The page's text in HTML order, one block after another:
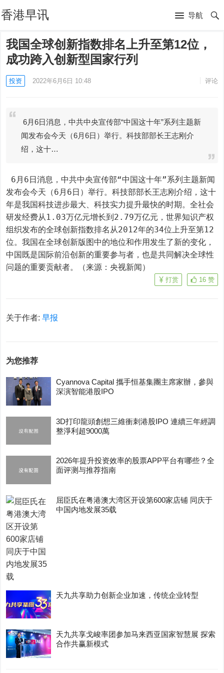
香港早讯 导航
我国全球创新指数排名上升至第12位，
成功跨入创新型国家行列
投资 2022年6月6日 10:48 评论
6月6日消息，中共中央宣传部“中国这十年”系列主题新
闻发布会今天（6月6日）举行。科技部部长王志刚介
绍，这十…
6月6日消息，中共中央宣传部“中国这十年”系列主题新闻
发布会今天（6月6日）举行。科技部部长王志刚介绍，这十
年是我国科技进步最大、科技实力提升最快的时期。全社会
研发经费从1.03万亿元增长到2.79万亿元，世界知识产权
组织发布的全球创新指数排名从2012年的34位上升至第12
位。我国在全球创新版图中的地位和作用发生了新的变化，
中国既是国际前沿创新的重要参与者，也是共同解决全球性
问题的重要贡献者。（来源：央视新闻）
16 赞
打赏
关于作者:早报
为您推荐
Cyannova Capital 攜手恒基集團主席家辦，參與
深演智能港股IPO
3D打印龍頭創想三維衝刺港股IPO 連續三年經調
整淨利超9000萬
2026年提升投资效率的股票APP平台有哪些？全
面评测与推荐指南
屈臣氏在粤港澳大湾区开设第600家店铺 同庆于
中国内地发展35载
天九共享助力创新企业加速，传统企业转型
天九共享戈峻率团参加马来西亚国家智慧展 探索
合作共赢新模式